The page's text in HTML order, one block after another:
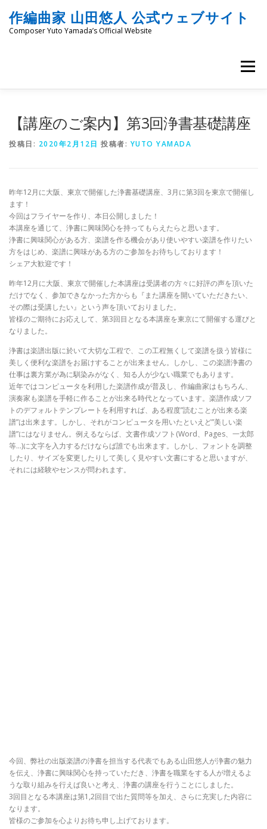
キ
作編曲家 山田悠人 公式ウェブサイト
Composer Yuto Yamada’s Official Website
メニュー
MATERIALS
LINKS SITEMAP
【講座のご案内】第3回浄書基礎講座
投稿日: 2020年2月12日 投稿者: YUTO YAMADA
昨年12月に大阪、東京で開催した浄書基礎講座、3月に第3回を東京で開催し
ます！
今回はフライヤーを作り、本日公開しました！
本講座を通じて、浄書に興味関心を持ってもらえたらと思います。
浄書に興味関心がある方、楽譜を作る機会があり使いやすい楽譜を作りたい
方をはじめ、楽譜に興味がある方のご参加をお待ちしております！
シェア大歓迎です！
昨年12月に大阪、東京で開催した本講座は受講者の方々に好評の声を頂いた
だけでなく、参加できなかった方からも『また講座を開いていただきたい、
その際は受講したい』という声を頂いておりました。
皆様のご期待にお応えして、第3回目となる本講座を東京にて開催する運びと
なりました。
浄書は楽譜出版に於いて大切な工程で、この工程無くして楽譜を扱う皆様に
美しく便利な楽譜をお届けすることが出来ません。しかし、この楽譜浄書の
仕事は裏方業が為に馴染みがなく、知る人が少ない職業でもあります。
近年ではコンピュータを利用した楽譜作成が普及し、作編曲家はもちろん、
演奏家も楽譜を手軽に作ることが出来る時代となっています。楽譜作成ソフ
トのデフォルトテンプレートを利用すれば、ある程度”読むことが出来る楽
譜”は出来ます。しかし、それがコンピュータを用いたといえど”美しい楽
譜”にはなりません。例えるならば、文書作成ソフト(Word、Pages、一太郎
等…)に文字を入力するだけならば誰でも出来ます。しかし、フォントを調整
したり、サイズを変更したりして美しく見やすい文書にすると思いますが、
それには経験やセンスが問われます。
今回、弊社の出版楽譜の浄書を担当する代表でもある山田悠人が浄書の魅力
を伝え、浄書に興味関心を持っていただき、浄書を職業をする人が増えるよ
うな取り組みを行えば良いと考え、浄書の講座を行うことにしました。
3回目となる本講座は第1,2回目で出た質問等を加え、さらに充実した内容に
なります。
皆様のご参加を心よりお待ち申し上げております。